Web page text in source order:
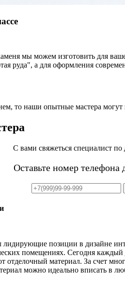
мы можем изготовить для
руда", а для оформления
то наши опытные мастера
С вами свяжеться специалист
Оставьте номер телефона
позиции в дизайне
помещениях. Сегодня
отделочный материал. За счет
можно идеально вписать в